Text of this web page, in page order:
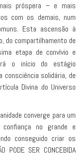
próspera – e mais
com os demais, num
Esta ascensão à
do compartilhamento de
etapa de convívio e
o início do estágio
consciência solidária, de
Divina do Universo
converge para um
no grande e
conseguido criar os
SER CONCEBIDA